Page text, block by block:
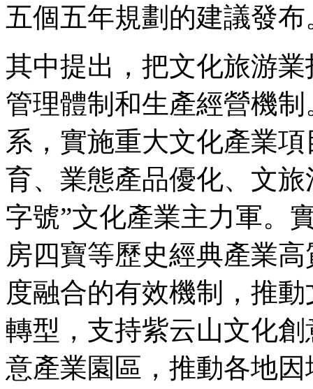
五個五年規劃的建議發布
其中提出，把文化旅游
管理體制和生產經營機
系，實施重大文化產業
育、業態產品優化、文
字號”文化產業主力軍。
房四寶等歷史經典產業
度融合的有效機制，推
轉型，支持紫云山文化
意產業園區，推動各地